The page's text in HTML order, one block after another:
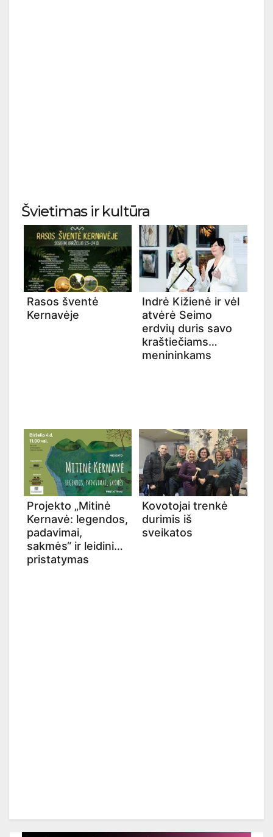
Švietimas ir kultūra
Rasos šventė
Kernavėje
Indrė Kižienė ir vėl
atvėrė Seimo
erdvių duris savo
kraštiečiams
menininkams
Projekto „Mitinė
Kernavė: legendos,
padavimai,
sakmės“ ir leidinio
pristatymas
Kovotojai trenkė
durimis iš
sveikatos